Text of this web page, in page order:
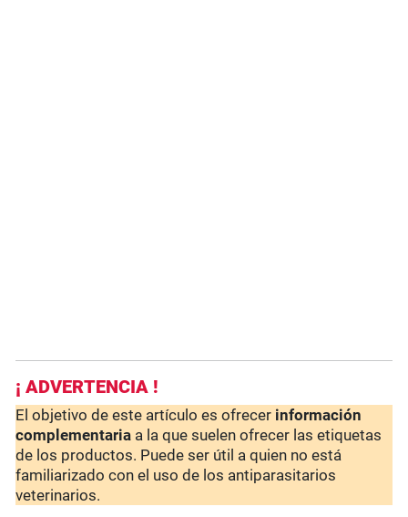
¡ ADVERTENCIA !
El objetivo de este artículo es ofrecer información
complementaria a la que suelen ofrecer las etiquetas
de los productos. Puede ser útil a quien no está
familiarizado con el uso de los antiparasitarios
veterinarios.